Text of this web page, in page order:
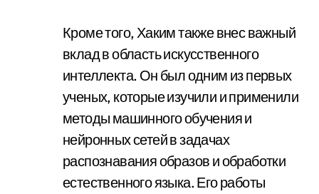
Кроме того, Хаким также внес важный
вклад в область искусственного
интеллекта. Он был одним из первых
ученых, которые изучили и применили
методы машинного обучения и
нейронных сетей в задачах
распознавания образов и обработки
естественного языка. Его работы